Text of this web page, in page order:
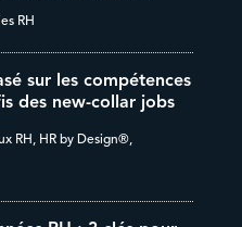
RH
sur les compétences
des new-collar jobs
RH, HR by Design®,